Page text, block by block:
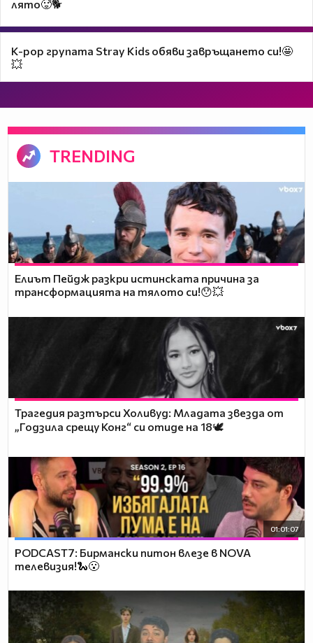
лято🥵🐕
K-pop групата Stray Kids обяви завръщането си!🤩
💥
TRENDING
Елиът Пейдж разкри истинската причина за
трансформацията на тялото си!😯💥
Трагедия разтърси Холивуд: Младата звезда от
„Годзила срещу Конг“ си отиде на 18🕊️
01:01:07
PODCAST7: Бирмански питон влезе в NOVA
телевизия!🐍😮